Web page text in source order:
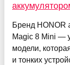
Бренд HONOR
Magic 8 Mini —
модели,
и тонких